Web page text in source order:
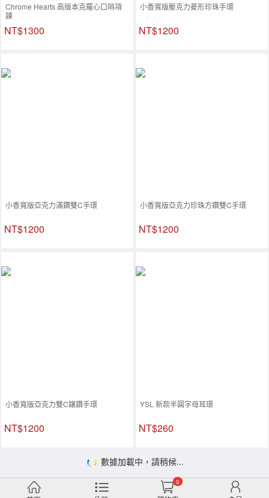
0
Chrome Hearts 高版本克羅心口哨項
鍊
NT$1300
小香寬版壓克力菱形珍珠手環
NT$1200
小香寬版亞克力滿鑽雙C手環
NT$1200
小香寬版亞克力珍珠方鑽雙C手環
NT$1200
小香寬版亞克力雙C鑲鑽手環
NT$1200
YSL 新款半圓字母耳環
NT$260
數據加載中，請稍候...